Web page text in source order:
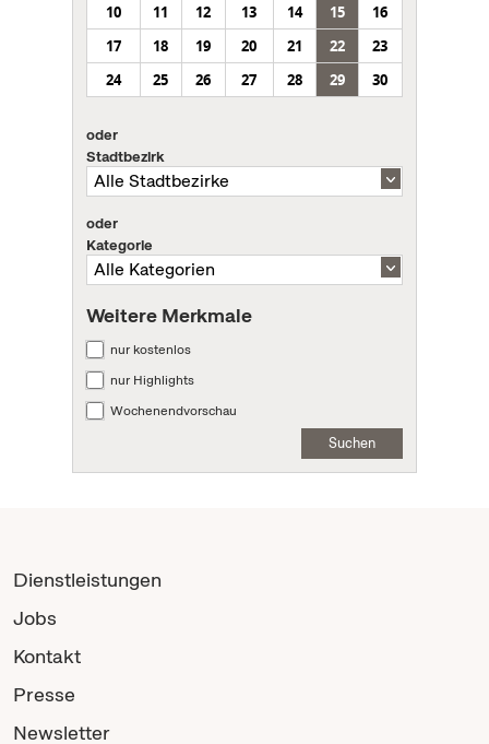
10
11 12 13 14 15
16
17
18 19 20 21 22
23
24
25 26 27 28 29 30
oder
Stadtbezirk
oder
Kategorie
Weitere Merkmale
nur kostenlos
nur Highlights
Wochenendvorschau
Suchen
Dienstleistungen
Jobs
Kontakt
Presse
Newsletter